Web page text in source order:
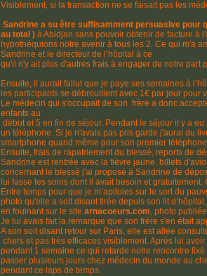
Visiblement, si la transaction ne se faisait pas les
Sandrine a su être suffisamment persuasive pour
au total ) à Abidjan sans pouvoir obtenir de facture à
hypothéquions notre avenir à tous les 2. Ce qui m'a
Sandrine et le directeur de l’hôpital à ce
qu'il n'y ait plus d'autres frais à engager de notre part
Ensuite, il aurait fallut que je paye ses semaines à
les participants se débrouillent avec 1€ par jour
Le médecin qui s'occupait de son frère a donc
enfants au
début et 5 en fin de séjour. Pendant le séjour il y a
un téléphone. Si je n'avais pas pris garde j'aurai du
smartphone quand même pour son premier
Ensuite, frais de rapatriement du blessé, reports de
Sandrine est rentrée avec la fièvre jaune, billets
concernant le blessé j'ai proposé à Sandrine de
lui fasse les soins dont il avait besoin et gratuitement.
Entre temps pour que je m’apitoies sur le sort du
photo qu'elle a soit disant tirée depuis son lit
en fouinant sur le site arnacoeurs.com, photo
Je lui avais fait la remarque que son frère s'en était
A son soit disant retour sur Paris, elle est allée
chers et pas très efficaces visiblement. Après lui
pendant 1 semaine ce qui retarde notre rencontre
passer plusieurs jours chez médecin du monde au
pendant ce laps de temps.